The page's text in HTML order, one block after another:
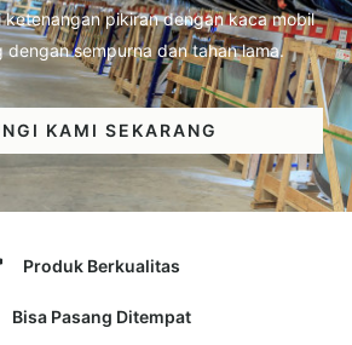
pikiran dengan kaca mobil
dengan sempurna dan tahan lama.
KAMI SEKARANG
Produk Berkualitas
Bisa Pasang Ditempat